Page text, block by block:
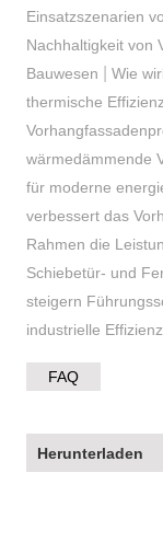
Einsatzszenarien
Nachhaltigkeit von
Bauwesen
Wie
thermische
wärmedämmende
für moderne
verbessert das
Rahmen die
Schiebetür- und
steigern
industrielle
FAQ
Herunterladen